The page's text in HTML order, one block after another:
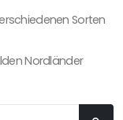
Sorten
Nordländer